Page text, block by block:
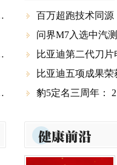
 百万超跑技术同源
 问界M7入选中汽测评“
 比亚迪第二代刀片电
 比亚迪五项成果
 豹5定名三周年： 210KM天神
健康前沿